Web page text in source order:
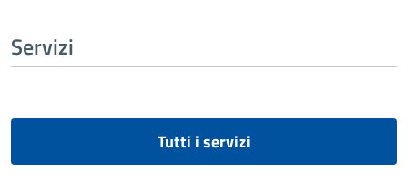
Servizi
Tutti i servizi